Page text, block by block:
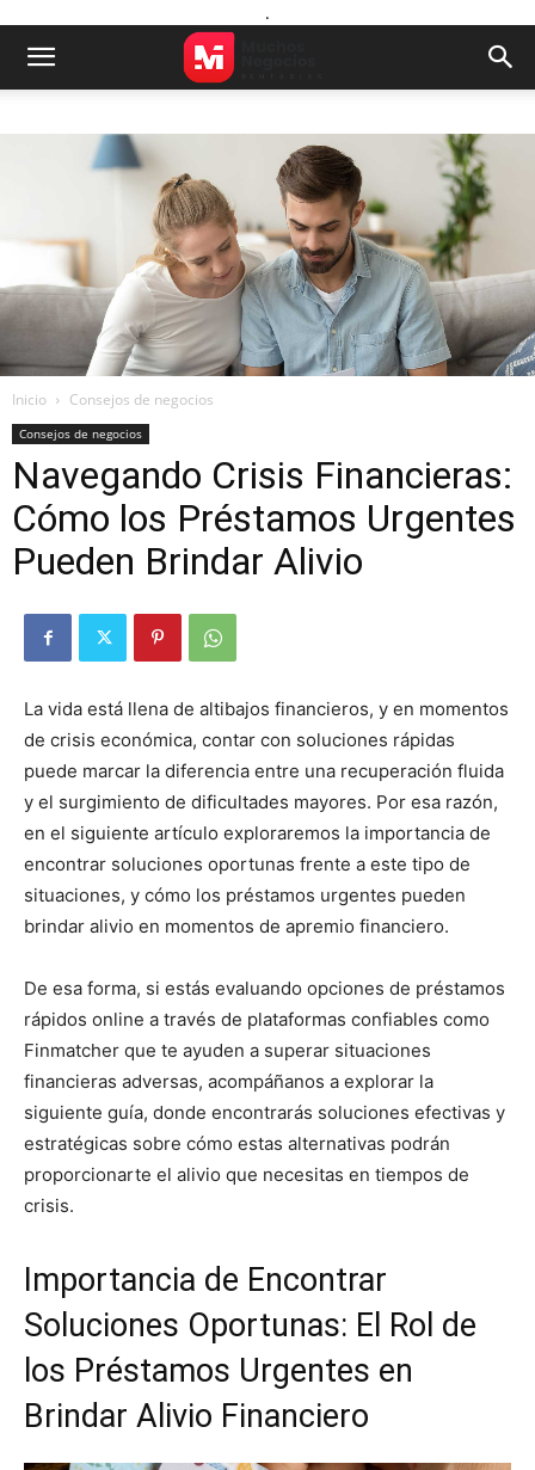
.
Inicio Consejos de negocios
Consejos de negocios
Navegando Crisis Financieras:
Cómo los Préstamos Urgentes
Pueden Brindar Alivio
La vida está llena de altibajos financieros, y en momentos
de crisis económica, contar con soluciones rápidas
puede marcar la diferencia entre una recuperación fluida
y el surgimiento de dificultades mayores. Por esa razón,
en el siguiente artículo exploraremos la importancia de
encontrar soluciones oportunas frente a este tipo de
situaciones, y cómo los préstamos urgentes pueden
brindar alivio en momentos de apremio financiero.
De esa forma, si estás evaluando opciones de préstamos
rápidos online a través de plataformas confiables como
Finmatcher que te ayuden a superar situaciones
financieras adversas, acompáñanos a explorar la
siguiente guía, donde encontrarás soluciones efectivas y
estratégicas sobre cómo estas alternativas podrán
proporcionarte el alivio que necesitas en tiempos de
crisis.
Importancia de Encontrar
Soluciones Oportunas: El Rol de
los Préstamos Urgentes en
Brindar Alivio Financiero